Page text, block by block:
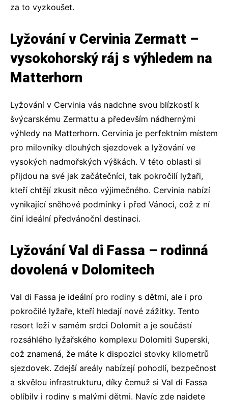
za to vyzkoušet.
Lyžování v Cervinia Zermatt –
vysokohorský ráj s výhledem na
Matterhorn
Lyžování v Cervinia vás nadchne svou blízkostí k
švýcarskému Zermattu a především nádhernými
výhledy na Matterhorn. Cervinia je perfektním místem
pro milovníky dlouhých sjezdovek a lyžování ve
vysokých nadmořských výškách. V této oblasti si
přijdou na své jak začátečníci, tak pokročilí lyžaři,
kteří chtějí zkusit něco výjimečného. Cervinia nabízí
vynikající sněhové podmínky i před Vánoci, což z ní
činí ideální předvánoční destinaci.
Lyžování Val di Fassa – rodinná
dovolená v Dolomitech
Val di Fassa je ideální pro rodiny s dětmi, ale i pro
pokročilé lyžaře, kteří hledají nové zážitky. Tento
resort leží v samém srdci Dolomit a je součástí
rozsáhlého lyžařského komplexu Dolomiti Superski,
což znamená, že máte k dispozici stovky kilometrů
sjezdovek. Zdejší areály nabízejí pohodlí, bezpečnost
a skvělou infrastrukturu, díky čemuž si Val di Fassa
oblíbily i rodiny s malými dětmi. Navíc zde najdete